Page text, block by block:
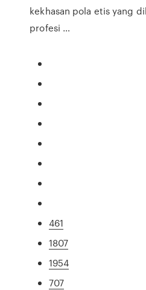
kekhasan pola etis yang
profesi …
461
1807
1954
707